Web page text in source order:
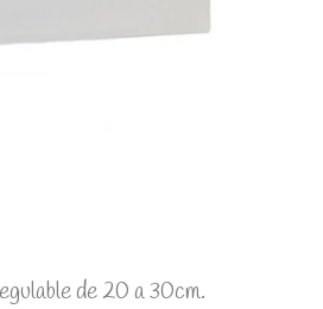
de 20 a 30cm.